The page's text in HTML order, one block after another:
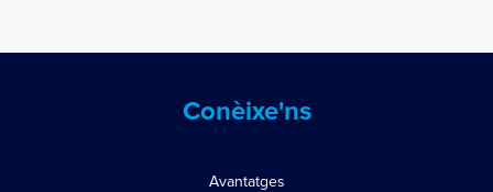
Conèixe'ns
Avantatges